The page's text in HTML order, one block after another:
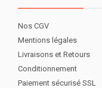
Nos CGV
Mentions légales
Livraisons et Retours
Conditionnement
Paiement sécurisé SSL